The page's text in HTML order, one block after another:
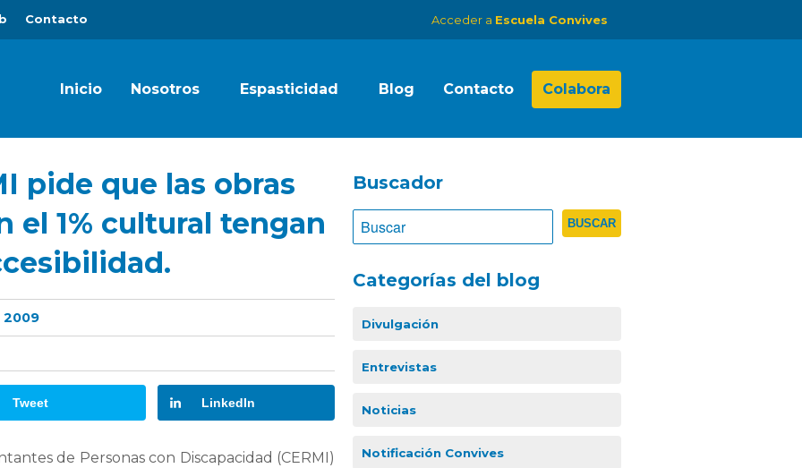
Contacto Acceder a Escuela Convives
Inicio Nosotros Espasticidad Blog Contacto Colabora
pide que las obras
el 1% cultural tengan
2009
Tweet LinkedIn
de Personas con Discapacidad (CERMI)
Buscador
Categorías del blog
Divulgación
Entrevistas
Noticias
Notificación Convives